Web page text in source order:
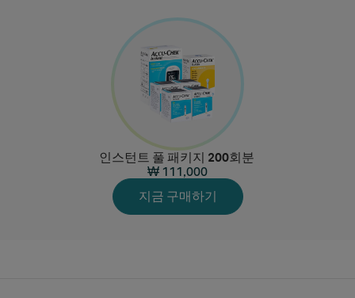
인스턴트 풀 패키지 200회분
₩ 111,000
지금 구매하기